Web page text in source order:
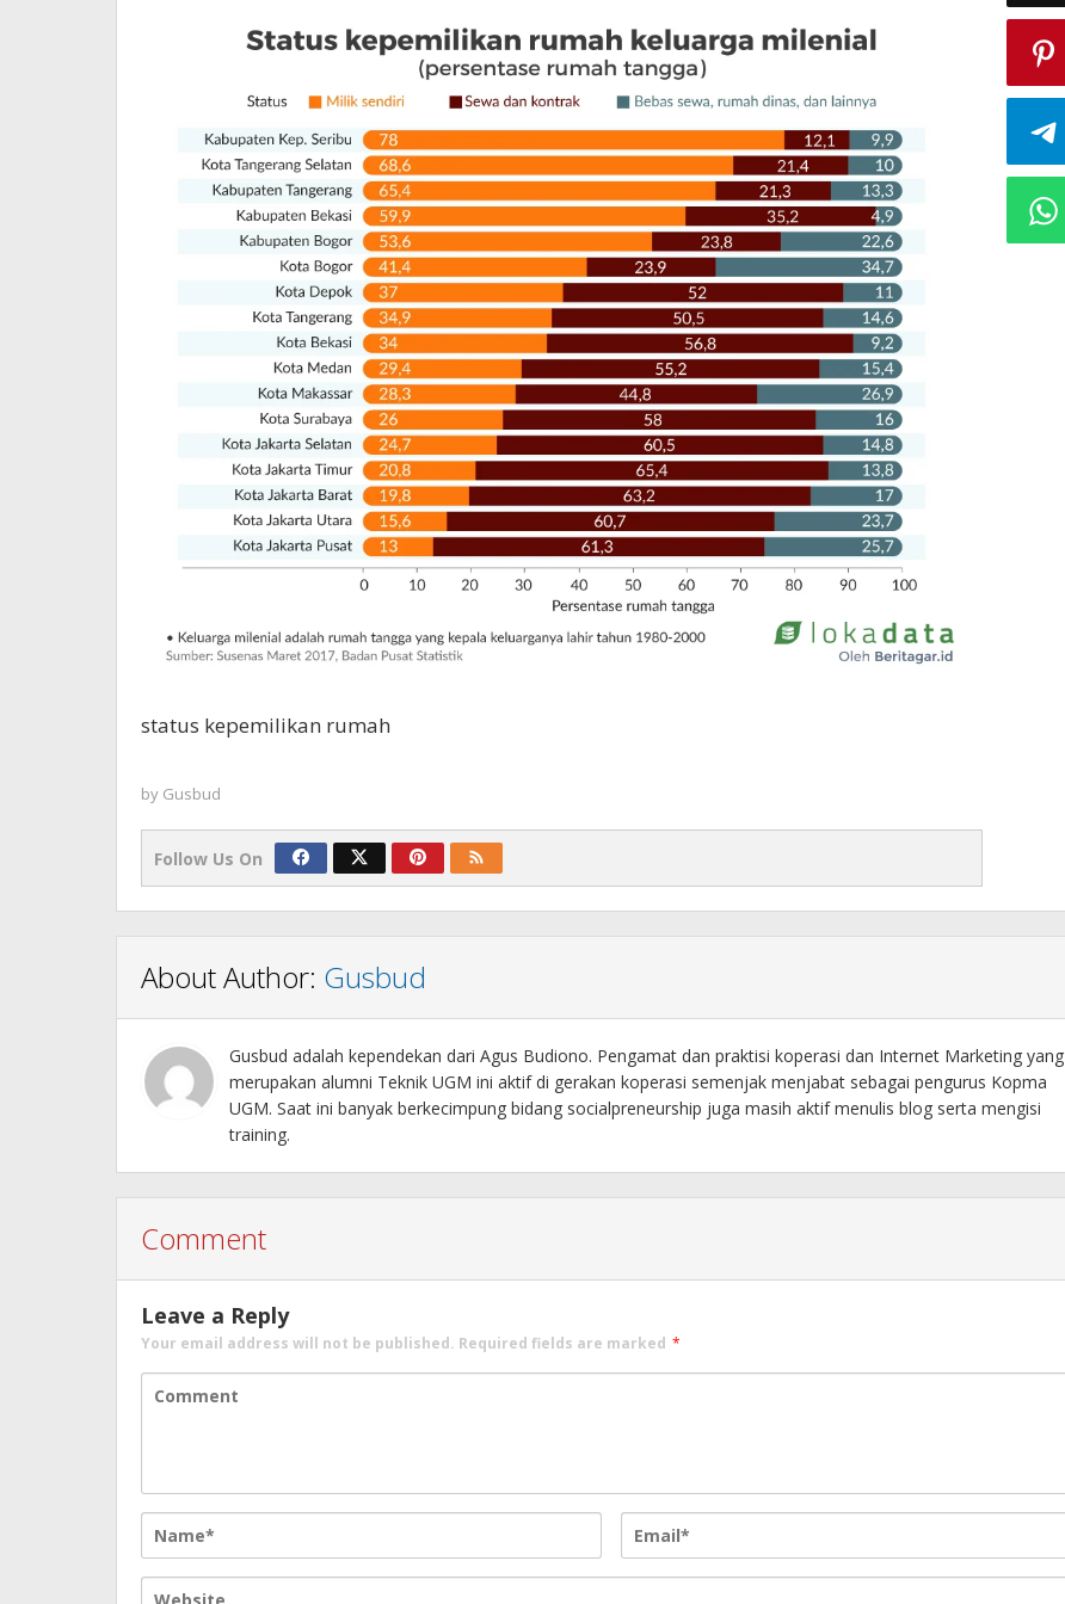
status kepemilikan rumah
by Gusbud
Follow Us On
About Author: Gusbud
Gusbud adalah kependekan dari Agus Budiono. Pengamat dan praktisi koperasi dan Internet Marketing yang
merupakan alumni Teknik UGM ini aktif di gerakan koperasi semenjak menjabat sebagai pengurus Kopma
UGM. Saat ini banyak berkecimpung bidang socialpreneurship juga masih aktif menulis blog serta mengisi
training.
Comment
Leave a Reply
Your email address will not be published. Required fields are marked *